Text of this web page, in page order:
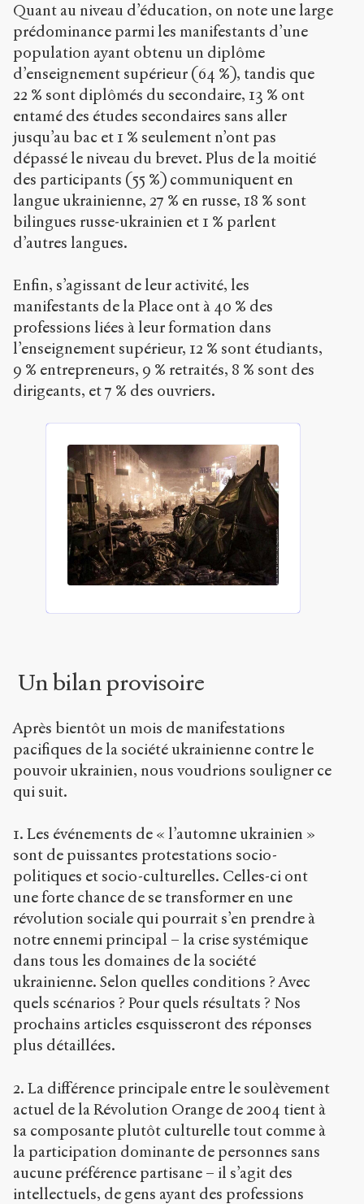
Quant au niveau d’éducation, on note une large
prédominance parmi les manifestants d’une
population ayant obtenu un diplôme
d’enseignement supérieur (64 %), tandis que
22 % sont diplômés du secondaire, 13 % ont
entamé des études secondaires sans aller
jusqu’au bac et 1 % seulement n’ont pas
dépassé le niveau du brevet. Plus de la moitié
des participants (55 %) communiquent en
langue ukrainienne, 27 % en russe, 18 % sont
bilingues russe-ukrainien et 1 % parlent
d’autres langues.
Enfin, s’agissant de leur activité, les
manifestants de la Place ont à 40 % des
professions liées à leur formation dans
l’enseignement supérieur, 12 % sont étudiants,
9 % entrepreneurs, 9 % retraités, 8 % sont des
dirigeants, et 7 % des ouvriers.
Un bilan provisoire
Après bientôt un mois de manifestations
pacifiques de la société ukrainienne contre le
pouvoir ukrainien, nous voudrions souligner ce
qui suit.
1. Les événements de « l’automne ukrainien »
sont de puissantes protestations socio-
politiques et socio-culturelles. Celles-ci ont
une forte chance de se transformer en une
révolution sociale qui pourrait s’en prendre à
notre ennemi principal – la crise systémique
dans tous les domaines de la société
ukrainienne. Selon quelles conditions ? Avec
quels scénarios ? Pour quels résultats ? Nos
prochains articles esquisseront des réponses
plus détaillées.
2. La différence principale entre le soulèvement
actuel de la Révolution Orange de 2004 tient à
sa composante plutôt culturelle tout comme à
la participation dominante de personnes sans
aucune préférence partisane – il s’agit des
intellectuels, de gens ayant des professions